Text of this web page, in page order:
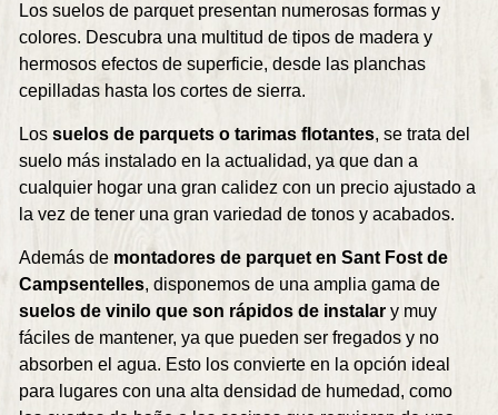
Los suelos de parquet presentan numerosas formas y
colores. Descubra una multitud de tipos de madera y
hermosos efectos de superficie, desde las planchas
cepilladas hasta los cortes de sierra.
Los suelos de parquets o tarimas flotantes, se trata del
suelo más instalado en la actualidad, ya que dan a
cualquier hogar una gran calidez con un precio ajustado a
la vez de tener una gran variedad de tonos y acabados.
Además de montadores de parquet en Sant Fost de
Campsentelles, disponemos de una amplia gama de
suelos de vinilo que son rápidos de instalar y muy
fáciles de mantener, ya que pueden ser fregados y no
absorben el agua. Esto los convierte en la opción ideal
para lugares con una alta densidad de humedad, como